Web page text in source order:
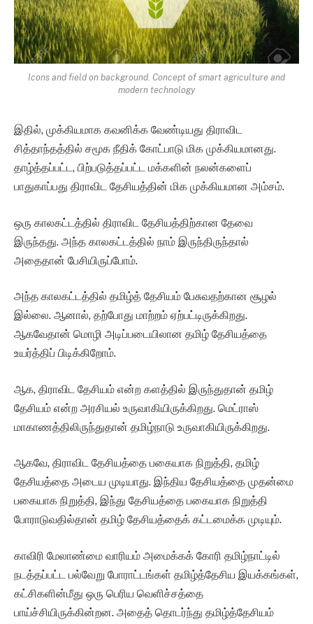
Icons and field on background. Concept of smart agriculture and
modern technology
இதில், முக்கியமாக கவனிக்க வேண்டியது திராவிட
சித்தாந்தத்தில் சமூக நீதிக் கோட்பாடு மிக முக்கியமானது.
தாழ்த்தப்பட்ட, பிற்படுத்தப்பட்ட மக்களின் நலன்களைப்
பாதுகாப்பது திராவிட தேசியத்தின் மிக முக்கியமான அம்சம்.
ஒரு காலகட்டத்தில் திராவிட தேசியத்திற்கான தேவை
இருந்தது. அந்த காலகட்டத்தில் நாம் இருந்திருந்தால்
அதைதான் பேசியிருப்போம்.
அந்த காலகட்டத்தில் தமிழ்த் தேசியம் பேசுவதற்கான சூழல்
இல்லை. ஆனால், தற்போது மாற்றம் ஏற்பட்டிருக்கிறது.
ஆகவேதான் மொழி அடிப்படையிலான தமிழ் தேசியத்தை
உயர்த்திப் பிடிக்கிறோம்.
ஆக, திராவிட தேசியம் என்ற களத்தில் இருந்துதான் தமிழ்
தேசியம் என்ற அரசியல் உருவாகியிருக்கிறது. மெட்ராஸ்
மாகாணத்திலிருந்துதான் தமிழ்நாடு உருவாகியிருக்கிறது.
ஆகவே, திராவிட தேசியத்தை பகையாக நிறுத்தி, தமிழ்
தேசியத்தை அடைய முடியாது. இந்திய தேசியத்தை முதன்மை
பகையாக நிறுத்தி, இந்து தேசியத்தை பகையாக நிறுத்தி
போராடுவதில்தான் தமிழ் தேசியத்தைக் கட்டமைக்க முடியும்.
காவிரி மேலாண்மை வாரியம் அமைக்கக் கோரி தமிழ்நாட்டில்
நடத்தப்பட்ட பல்வேறு போராட்டங்கள் தமிழ்த்தேசிய இயக்கங்கள்,
கட்சிகளின்மீது ஒரு பெரிய வெளிச்சத்தை
பாய்ச்சியிருக்கின்றன. அதைத் தொடர்ந்து தமிழ்த்தேசியம்